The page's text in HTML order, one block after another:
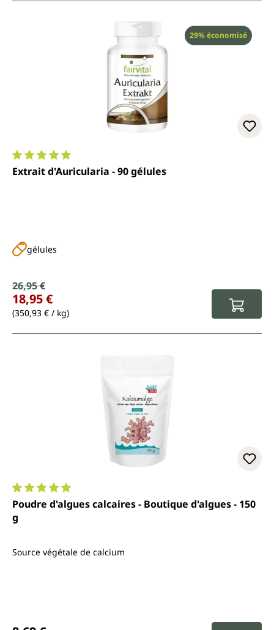
Réduction
29% économisé
Note moyenne de 5 sur 5 étoiles
Extrait d'Auricularia - 90 gélules
gélules
Prix de vente :
Prix régulier :
26,95 €
18,95 €
(350,93 € / kg)
Note moyenne de 5 sur 5 étoiles
Poudre d'algues calcaires - Boutique d'algues - 150
g
Source végétale de calcium